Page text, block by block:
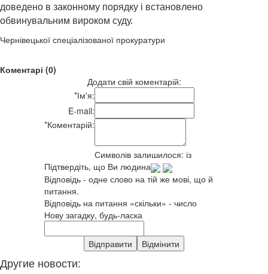
доведено в законному порядку і встановлено
обвинувальним вироком суду.
Чернівецької спеціалізованої прокуратури
Коментарі (0)
Додати свій коментарій:
*Ім'я:
E-mail:
*Коментарій:
Символів залишилося: із
Підтвердіть, що Ви людина
Відповідь - одне слово на тій же мові, що й
питання.
Відповідь на питання «скільки» - число
Нову загадку, будь-ласка
Другие новости: